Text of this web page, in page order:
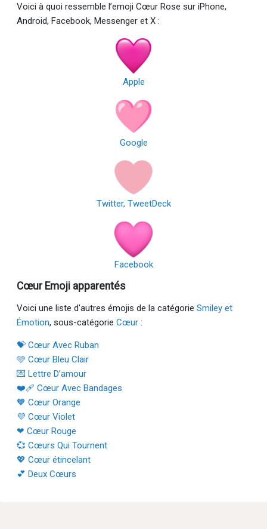
Voici à quoi ressemble l’emoji Cœur Rose sur iPhone,
Android, Facebook, Messenger et X :
Apple
Google
Twitter, TweetDeck
Facebook
Cœur Emoji apparentés
Voici une liste d'autres émojis de la catégorie Smiley et
Émotion, sous-catégorie Cœur :
💝 Cœur Avec Ruban
🩵 Cœur Bleu Clair
💌 Lettre D’amour
❤️‍🩹 Cœur Avec Bandages
🧡 Cœur Orange
💜 Cœur Violet
❤ Cœur Rouge
💞 Cœurs Qui Tournent
💖 Cœur étincelant
💕 Deux Cœurs